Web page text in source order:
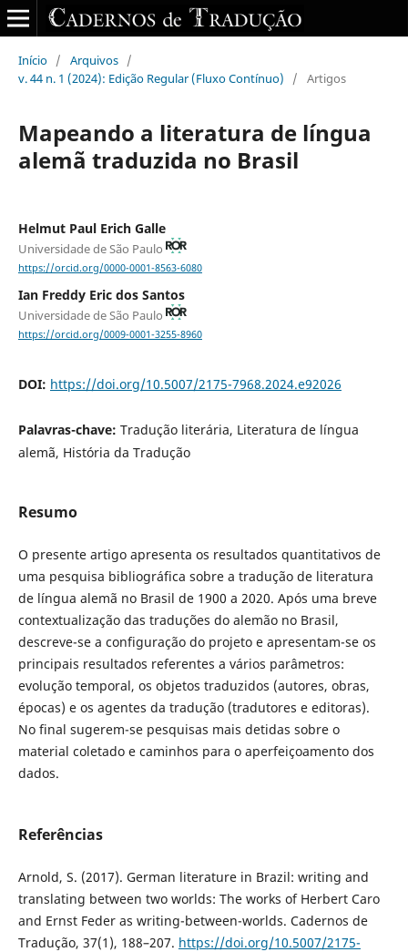
Início / Arquivos /
v. 44 n. 1 (2024): Edição Regular (Fluxo Contínuo)
/ Artigos
Mapeando a literatura de língua
alemã traduzida no Brasil
Helmut Paul Erich Galle
Universidade de São Paulo
https://orcid.org/0000-0001-8563-6080
Ian Freddy Eric dos Santos
Universidade de São Paulo
https://orcid.org/0009-0001-3255-8960
DOI: https://doi.org/10.5007/2175-7968.2024.e92026
Palavras-chave: Tradução literária, Literatura de língua
alemã, História da Tradução
Resumo
O presente artigo apresenta os resultados quantitativos de
uma pesquisa bibliográfica sobre a tradução de literatura
de língua alemã no Brasil de 1900 a 2020. Após uma breve
contextualização das traduções do alemão no Brasil,
descreve-se a configuração do projeto e apresentam-se os
principais resultados referentes a vários parâmetros:
evolução temporal, os objetos traduzidos (autores, obras,
épocas) e os agentes da tradução (tradutores e editoras).
No final sugerem-se pesquisas mais detidas sobre o
material coletado e caminhos para o aperfeiçoamento dos
dados.
Referências
Arnold, S. (2017). German literature in Brazil: writing and
translating between two worlds: The works of Herbert Caro
and Ernst Feder as writing-between-worlds. Cadernos de
Tradução, 37(1), 188–207. https://doi.org/10.5007/2175-